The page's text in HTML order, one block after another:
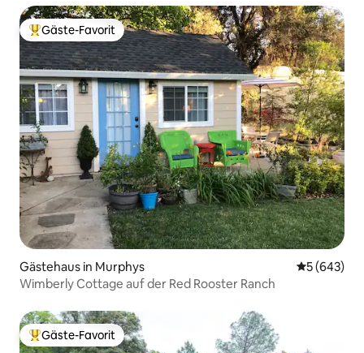
Beliebter Gäste-Favorit.
Gäste-Favorit
Gästehaus in Murphys
5 (643)
Wimberly Cottage auf der Red Rooster Ranch
Beliebter Gäste-Favorit.
Gäste-Favorit